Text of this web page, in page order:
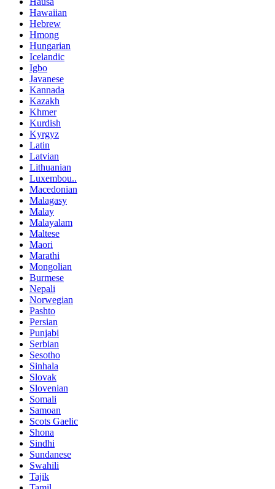
Hawaiian
Hebrew
Hmong
Hungarian
Icelandic
Igbo
Javanese
Kannada
Kazakh
Khmer
Kurdish
Kyrgyz
Latin
Latvian
Lithuanian
Luxembou..
Macedonian
Malagasy
Malay
Malayalam
Maltese
Maori
Marathi
Mongolian
Burmese
Nepali
Norwegian
Pashto
Persian
Punjabi
Serbian
Sesotho
Sinhala
Slovak
Slovenian
Somali
Samoan
Scots Gaelic
Shona
Sindhi
Sundanese
Swahili
Tajik